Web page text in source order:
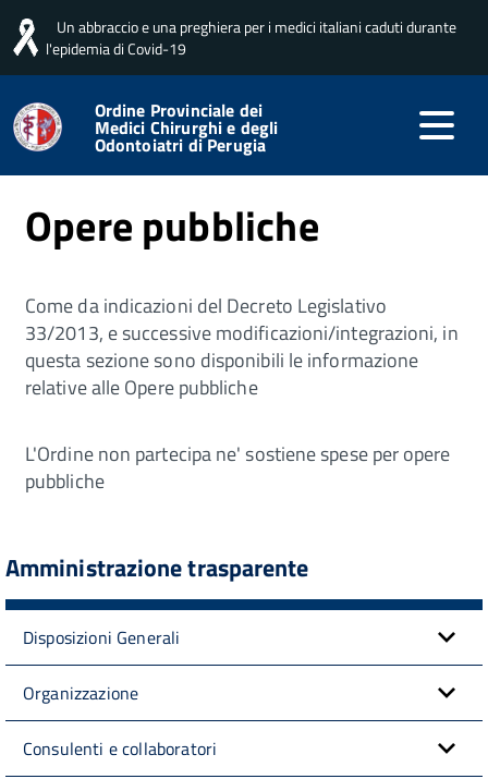
Un abbraccio e una preghiera per i medici italiani caduti durante
l'epidemia di Covid-19
Ordine Provinciale dei
Medici Chirurghi e degli
Odontoiatri di Perugia
Home Amministrazione trasparente Opere pubbliche
Pubblicato: 15 Maggio 2026
Opere pubbliche
Come da indicazioni del Decreto Legislativo
33/2013, e successive modificazioni/integrazioni, in
questa sezione sono disponibili le informazione
relative alle Opere pubbliche
L'Ordine non partecipa ne' sostiene spese per opere
pubbliche
Amministrazione trasparente
Disposizioni Generali
Organizzazione
Consulenti e collaboratori